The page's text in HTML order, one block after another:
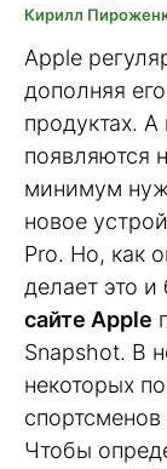
Кирилл
Apple
дополняя
продуктах.
появляются
минимум
новое
Pro. Но, как
делает это
сайте Apple
Snapshot. В
некоторых
Чтобы